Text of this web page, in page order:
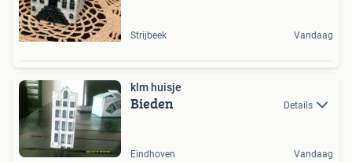
Strijbeek Vandaag
klm huisje
Bieden Details
Eindhoven Vandaag